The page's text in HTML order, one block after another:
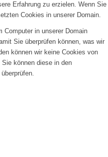
Erfahrung zu erzielen. Wenn Sie
Cookies in unserer Domain.
Computer in unserer Domain
Sie überprüfen können, was wir
können wir keine Cookies von
können diese in den